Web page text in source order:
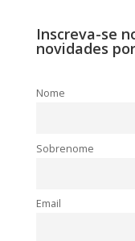
Inscreva-se
novidades
Nome
Sobrenome
Email